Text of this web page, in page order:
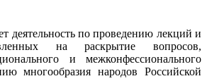
по проведению лекций и
на раскрытие вопросов,
и межконфессионального
многообразия народов Российской